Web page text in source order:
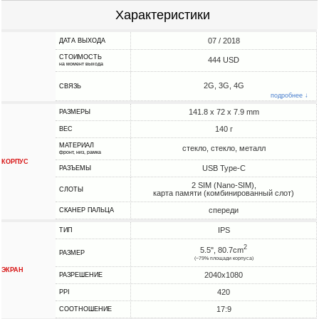
Характеристики
ДАТА ВЫХОДА 07 / 2018
СТОИМОСТЬ
на момент выхода 444 USD
СВЯЗЬ 2G, 3G, 4G
подробнее ↓
КОРПУС
РАЗМЕРЫ 141.8 x 72 x 7.9 mm
ВЕС 140 г
МАТЕРИАЛ
фронт, низ, рамка стекло, стекло, металл
РАЗЪЕМЫ USB Type-C
СЛОТЫ
2 SIM (Nano-SIM),
карта памяти (комбинированный слот)
СКАНЕР ПАЛЬЦА спереди
ЭКРАН
ТИП IPS
РАЗМЕР 5.5", 80.7cm2
(~79% площади корпуса)
РАЗРЕШЕНИЕ 2040x1080
PPI 420
СООТНОШЕНИЕ 17:9